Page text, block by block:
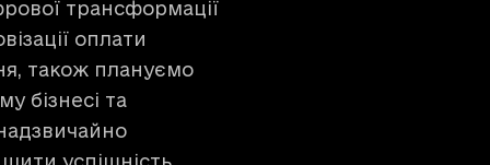
трансформації
оплати
також плануємо
бізнесі та
успішність